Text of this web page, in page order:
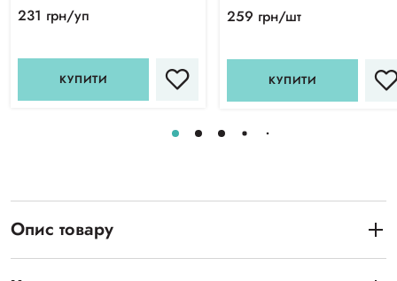
231 грн/уп
КУПИТИ
259 грн/шт
КУПИТИ
Опис товару